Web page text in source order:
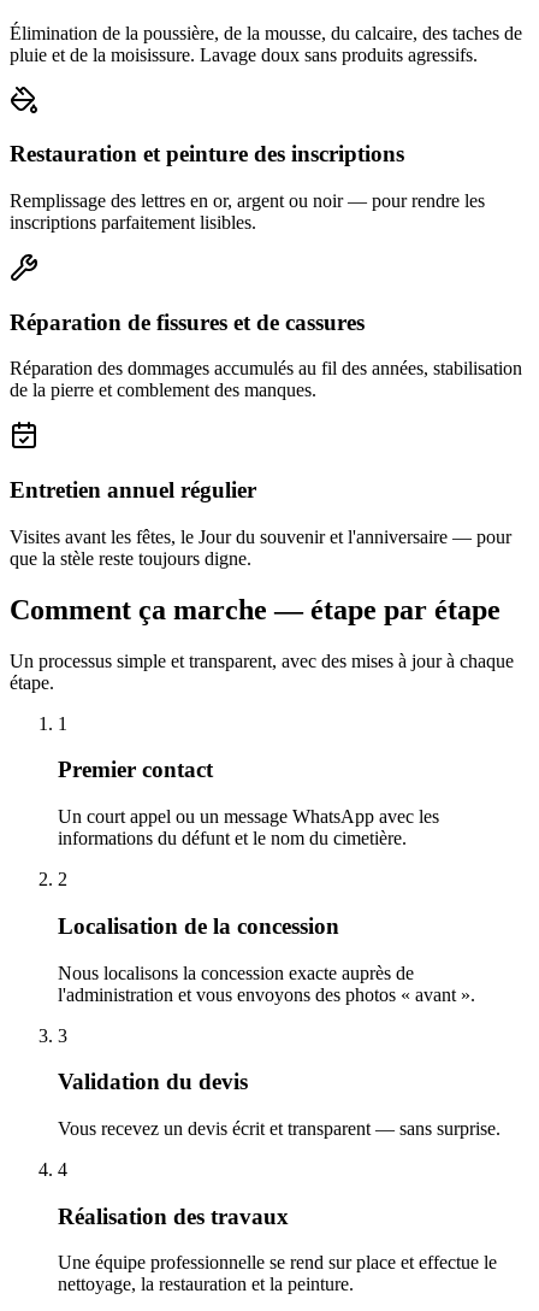
Élimination de la poussière, de la mousse, du calcaire, des taches de
pluie et de la moisissure. Lavage doux sans produits agressifs.
Restauration et peinture des inscriptions
Remplissage des lettres en or, argent ou noir — pour rendre les
inscriptions parfaitement lisibles.
Réparation de fissures et de cassures
Réparation des dommages accumulés au fil des années, stabilisation
de la pierre et comblement des manques.
Entretien annuel régulier
Visites avant les fêtes, le Jour du souvenir et l'anniversaire — pour
que la stèle reste toujours digne.
Comment ça marche — étape par étape
Un processus simple et transparent, avec des mises à jour à chaque
étape.
1
Premier contact
Un court appel ou un message WhatsApp avec les
informations du défunt et le nom du cimetière.
2
Localisation de la concession
Nous localisons la concession exacte auprès de
l'administration et vous envoyons des photos « avant ».
3
Validation du devis
Vous recevez un devis écrit et transparent — sans surprise.
4
Réalisation des travaux
Une équipe professionnelle se rend sur place et effectue le
nettoyage, la restauration et la peinture.